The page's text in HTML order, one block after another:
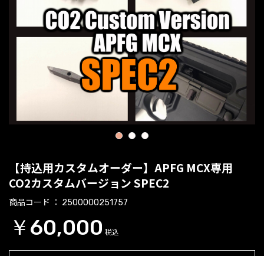
1 2 3
【持込用カスタムオーダー】APFG MCX専用
CO2カスタムバージョン SPEC2
商品コード 2500000251757
￥60,000 税込